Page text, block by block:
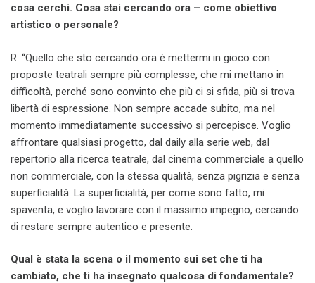
cosa cerchi. Cosa stai cercando ora – come obiettivo
artistico o personale?
R: “Quello che sto cercando ora è mettermi in gioco con
proposte teatrali sempre più complesse, che mi mettano in
difficoltà, perché sono convinto che più ci si sfida, più si trova
libertà di espressione. Non sempre accade subito, ma nel
momento immediatamente successivo si percepisce. Voglio
affrontare qualsiasi progetto, dal daily alla serie web, dal
repertorio alla ricerca teatrale, dal cinema commerciale a quello
non commerciale, con la stessa qualità, senza pigrizia e senza
superficialità. La superficialità, per come sono fatto, mi
spaventa, e voglio lavorare con il massimo impegno, cercando
di restare sempre autentico e presente.
Qual è stata la scena o il momento sui set che ti ha
cambiato, che ti ha insegnato qualcosa di fondamentale?